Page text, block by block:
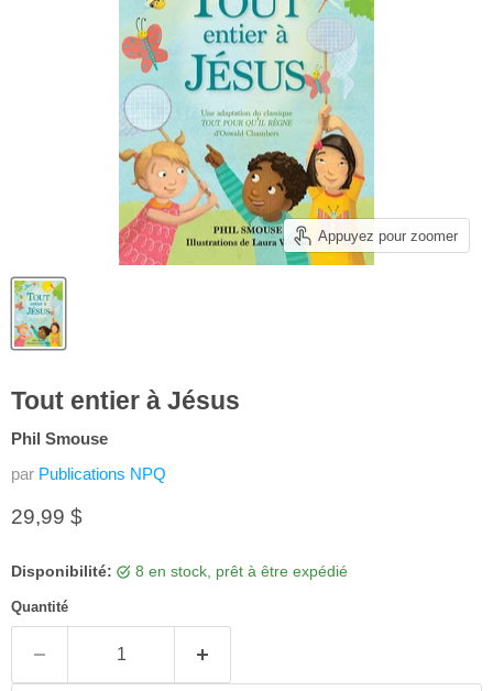
Appuyez pour zoomer
Tout entier à Jésus
Phil Smouse
par Publications NPQ
Prix actuel
29,99 $
Disponibilité: 8 en stock, prêt à être expédié
Quantité